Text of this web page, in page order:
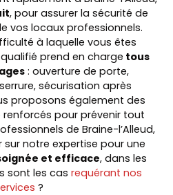
, pour assurer la sécurité de
vos locaux professionnels.
à laquelle vous êtes
prend en charge tous
: ouverture de porte,
sécurisation après
proposons également des
pour prévenir tout
de Braine-l’Alleud,
notre expertise pour une
et efficace, dans les
sont les cas requérant nos
?